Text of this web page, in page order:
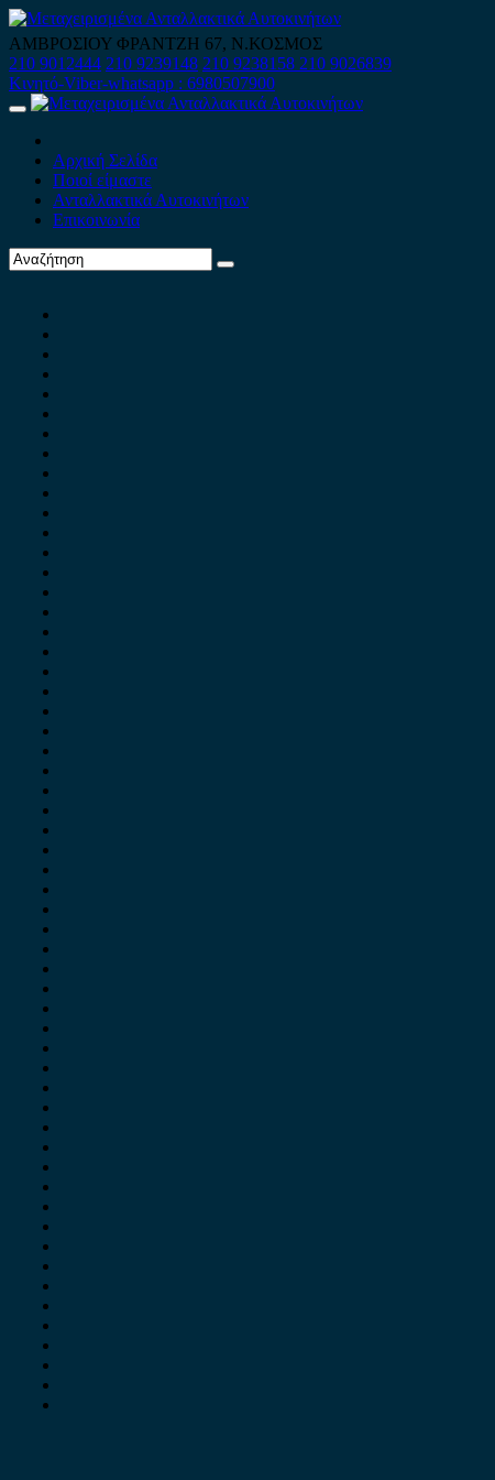
Skip
to
content
ΑΜΒΡΟΣΙΟΥ ΦΡΑΝΤΖΗ 67, Ν.ΚΟΣΜΟΣ
210 9012444 210 9239148 210 9238158 210 9026839
Κινητό-Viber-whatsapp : 6980507900
Primary
Αρχική Σελίδα
Ποιοί είμαστε
Ανταλλακτικά Αυτοκινήτων
Επικοινωνία